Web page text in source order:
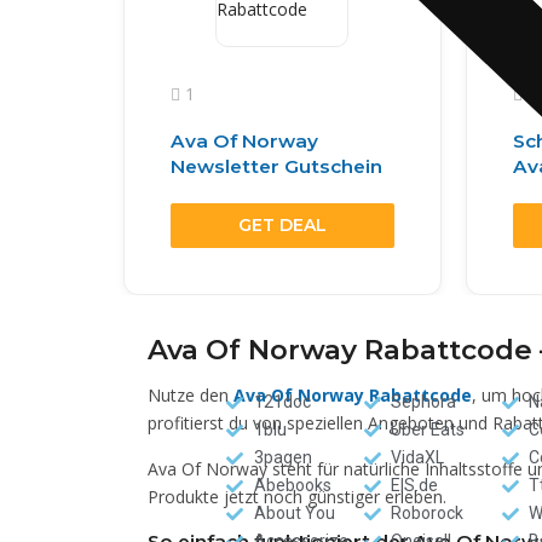
121doc
1blu
3pagen
Abebooks
About You
Sephora
Uber Eats
VidaXL
EIS.de
Roborock
1
Ava Of Norway
Newsletter Gutschein
GET DEAL
0
Ava Of Norway
Nutze denAva Of Norway Rabattcode, um
profitierst du von speziellen Angeboten und
Ava Of Norway steht für natürliche Inhaltsstoffe
Produkte jetzt noch günstiger erleben.